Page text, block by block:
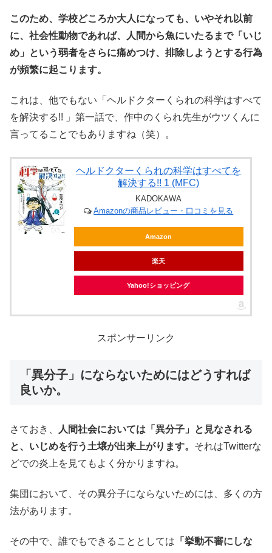
このため、学校どころか大人になっても、いやそれ以前
に、社会性動物であれば、人間から魚にいたるまで「いじ
め」という弱者をさらに痛めつけ、排除しようとする行為
が頻繁に起こります。
これは、他でもない「ヘルドクターくられの科学はすべて
を解決する!! 」第一話で、作中のくられ先生がウツくんに
言ってることでもありますね（笑）。
ヘルドクターくられの科学はすべてを
解決する!! 1 (MFC)
KADOKAWA
Amazonの商品レビュー・口コミを見る
Amazon
楽天
Yahoo!ショッピング
スポンサーリンク
「異分子」にならないためにはどうすれば
良いか。
さておき、
人間社会においては「異分子」と見なされる
と、いじめを行う土壌が出来上がります。 それはTwitterな
どでの炎上を見てもよく分かりますね。
集団において、その異分子にならないためには、多くの方
法があります。
その中で、誰でもできることとしては 「挙動不審にしな